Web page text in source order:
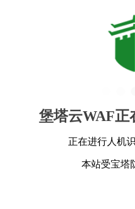
堡塔云WAF正
正在进行人机
本站受宝塔